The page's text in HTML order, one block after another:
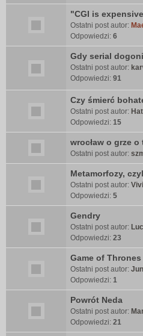
"CGI is
Ostatni post autor:
Odpowiedzi: 6
Gdy serial
Ostatni post autor:
Odpowiedzi: 91
Czy śmierć
Ostatni post autor:
Odpowiedzi: 15
wrocław o grze o
Ostatni post autor:
Metamorfozy,
Ostatni post autor:
Odpowiedzi: 5
Gendry
Ostatni post autor:
Odpowiedzi: 23
Game of
Ostatni post autor:
Odpowiedzi: 1
Powrót Neda
Ostatni post autor:
Odpowiedzi: 21